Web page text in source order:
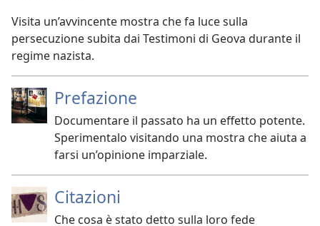
Visita un’avvincente mostra che fa luce sulla
persecuzione subita dai Testimoni di Geova durante il
regime nazista.
Prefazione
Documentare il passato ha un effetto potente.
Sperimentalo visitando una mostra che aiuta a
farsi un’opinione imparziale.
Citazioni
Che cosa è stato detto sulla loro fede